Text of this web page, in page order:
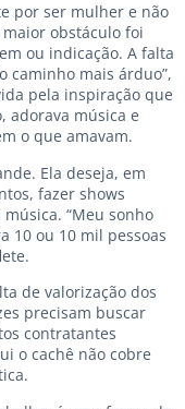
por ser mulher e não
obstáculo foi
ou indicação. A falta
caminho mais árduo”,
pela inspiração que
adorava música e
o que amavam.
Ela deseja, em
fazer shows
“Meu sonho
10 ou 10 mil pessoas
de valorização dos
precisam buscar
contratantes
o cachê não cobre